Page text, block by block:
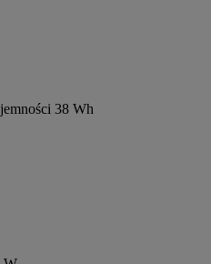
38 Wh